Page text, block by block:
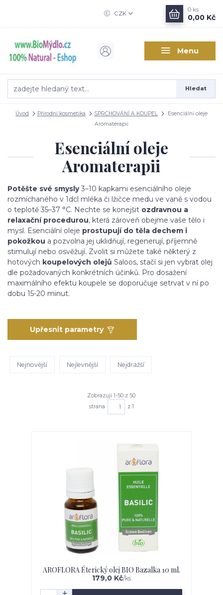
Menu
CZK
Hledat
0 ks
0,00 Kč
Úvod Přírodní kosmetika SPRCHOVÁNÍ A KOUPEL
Esenciální oleje
Aromaterapii
Esenciální oleje
Aromaterapii
Potěšte své smysly3–10 kapkami esenciálního oleje
rozmíchaného v 1dcl mléka či lžičce medu ve vaně s vodou
o teplotě 35–37 °C. Nechte se konejšit ozdravnou a
relaxační procedurou, která zároveň obejme vaše tělo i
mysl. Esenciální oleje prostupují do těla dechem i
pokožkou a pozvolna jej uklidňují, regenerují, příjemně
stimulují nebo osvěžují. Zvolit si můžete také některý z
hotových koupelových olejů Saloos, stačí si jen vybrat olej
dle požadovaných konkrétních účinků. Pro dosažení
maximálního efektu koupele se doporučuje setrvat v ní po
dobu 15-20 minut.
Upřesnit parametry
Nejnovější Nejlevnější Nejdražší
Zobrazuji 1-50 z 50
strana
z 1
AROFLORA Éterický olej BIO Bazalka 10 ml.
179,0 Kč/ks